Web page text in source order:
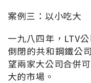
案例三：以小吃大
一九八四年，LTV
倒閉的共和鋼鐵公
望兩家大公司合併
大的市場。